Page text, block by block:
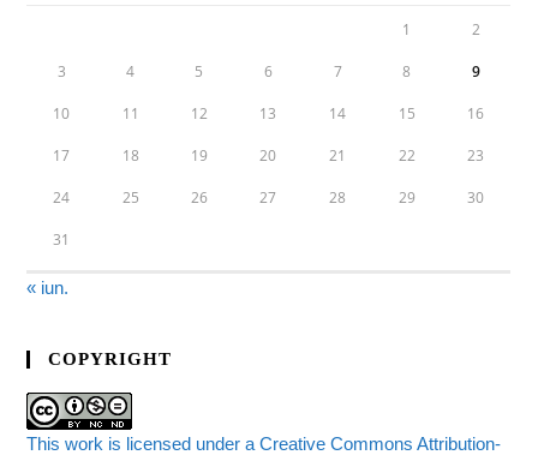
1 2
3 4 5 6 7 8 9
10 11 12 13 14 15 16
17 18 19 20 21 22 23
24 25 26 27 28 29 30
31
« iun.
COPYRIGHT
This work is licensed under a Creative Commons Attribution-